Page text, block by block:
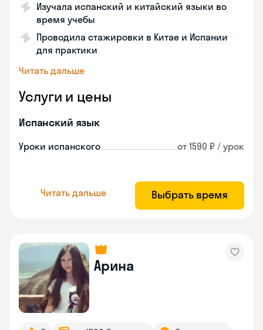
Изучала испанский и китайский языки во
время учебы
Проводила стажировки в Китае и Испании
для практики
Читать дальше
Услуги и цены
Испанский язык
Уроки испанского от 1590 ₽ / урок
Читать дальше Выбрать время
Арина